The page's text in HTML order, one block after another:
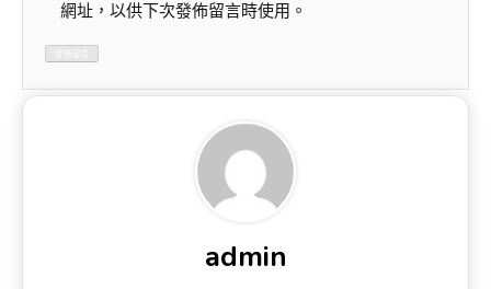
網址，以供下次發佈留言時使用。
admin